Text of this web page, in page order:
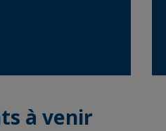
à venir